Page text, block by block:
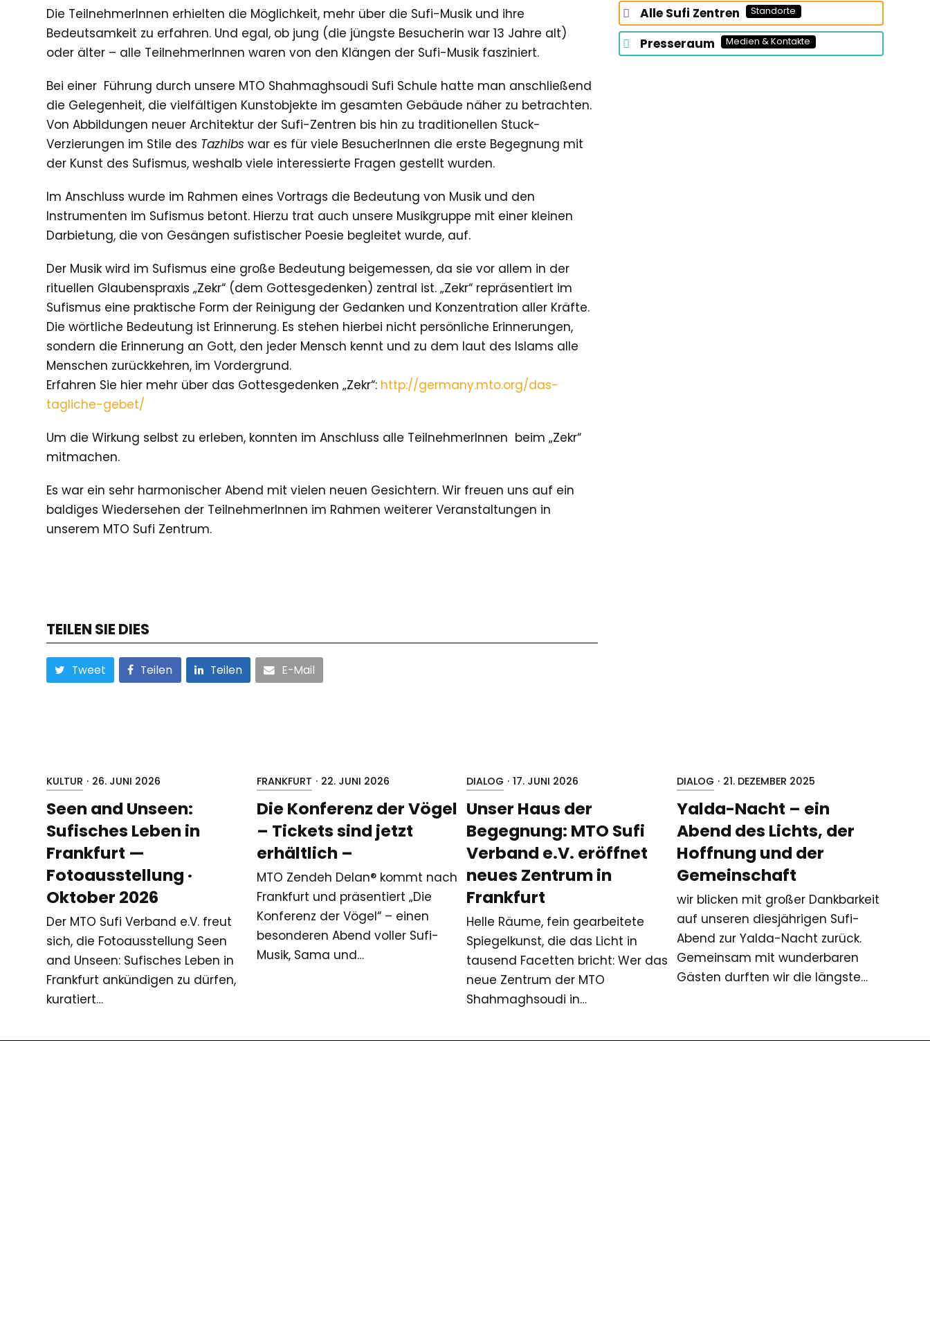
Die TeilnehmerInnen erhielten die Möglichkeit, mehr über die Sufi-Musik und ihre
Bedeutsamkeit zu erfahren. Und egal, ob jung (die jüngste Besucherin war 13 Jahre alt)
oder älter – alle TeilnehmerInnen waren von den Klängen der Sufi-Musik fasziniert.
Bei einer Führung durch unsere MTO Shahmaghsoudi Sufi Schule hatte man anschließend
die Gelegenheit, die vielfältigen Kunstobjekte im gesamten Gebäude näher zu betrachten.
Von Abbildungen neuer Architektur der Sufi-Zentren bis hin zu traditionellen Stuck-
Verzierungen im Stile des Tazhibs war es für viele BesucherInnen die erste Begegnung mit
der Kunst des Sufismus, weshalb viele interessierte Fragen gestellt wurden.
Im Anschluss wurde im Rahmen eines Vortrags die Bedeutung von Musik und den
Instrumenten im Sufismus betont. Hierzu trat auch unsere Musikgruppe mit einer kleinen
Darbietung, die von Gesängen sufistischer Poesie begleitet wurde, auf.
Der Musik wird im Sufismus eine große Bedeutung beigemessen, da sie vor allem in der
rituellen Glaubenspraxis „Zekr“ (dem Gottesgedenken) zentral ist. „Zekr“ repräsentiert im
Sufismus eine praktische Form der Reinigung der Gedanken und Konzentration aller Kräfte.
Die wörtliche Bedeutung ist Erinnerung. Es stehen hierbei nicht persönliche Erinnerungen,
sondern die Erinnerung an Gott, den jeder Mensch kennt und zu dem laut des Islams alle
Menschen zurückkehren, im Vordergrund.
Erfahren Sie hier mehr über das Gottesgedenken „Zekr“: http://germany.mto.org/das-
tagliche-gebet/
Um die Wirkung selbst zu erleben, konnten im Anschluss alle TeilnehmerInnen beim „Zekr“
mitmachen.
Es war ein sehr harmonischer Abend mit vielen neuen Gesichtern. Wir freuen uns auf ein
baldiges Wiedersehen der TeilnehmerInnen im Rahmen weiterer Veranstaltungen in
unserem MTO Sufi Zentrum.
TEILEN SIE DIES
Tweet Teilen Teilen E-Mail
Alle Sufi Zentren Standorte
Presseraum Medien & Kontakte
KULTUR · 26. JUNI 2026
Seen and Unseen:
Sufisches Leben in
Frankfurt —
Fotoausstellung ·
Oktober 2026
Der MTO Sufi Verband e.V. freut
sich, die Fotoausstellung Seen
and Unseen: Sufisches Leben in
Frankfurt ankündigen zu dürfen,
kuratiert…
FRANKFURT · 22. JUNI 2026
Die Konferenz der Vögel
– Tickets sind jetzt
erhältlich –
MTO Zendeh Delan®️ kommt nach
Frankfurt und präsentiert „Die
Konferenz der Vögel“ – einen
besonderen Abend voller Sufi-
Musik, Sama und…
DIALOG · 17. JUNI 2026
Unser Haus der
Begegnung: MTO Sufi
Verband e.V. eröffnet
neues Zentrum in
Frankfurt
Helle Räume, fein gearbeitete
Spiegelkunst, die das Licht in
tausend Facetten bricht: Wer das
neue Zentrum der MTO
Shahmaghsoudi in…
DIALOG · 21. DEZEMBER 2025
Yalda-Nacht – ein
Abend des Lichts, der
Hoffnung und der
Gemeinschaft
wir blicken mit großer Dankbarkeit
auf unseren diesjährigen Sufi-
Abend zur Yalda-Nacht zurück.
Gemeinsam mit wunderbaren
Gästen durften wir die längste…